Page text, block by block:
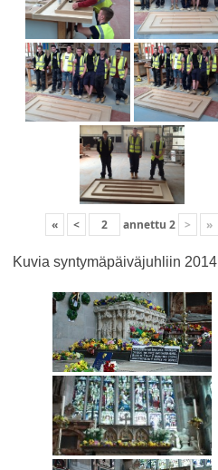
« < annettu 2 > »
Kuvia syntymäpäiväjuhliin 2014